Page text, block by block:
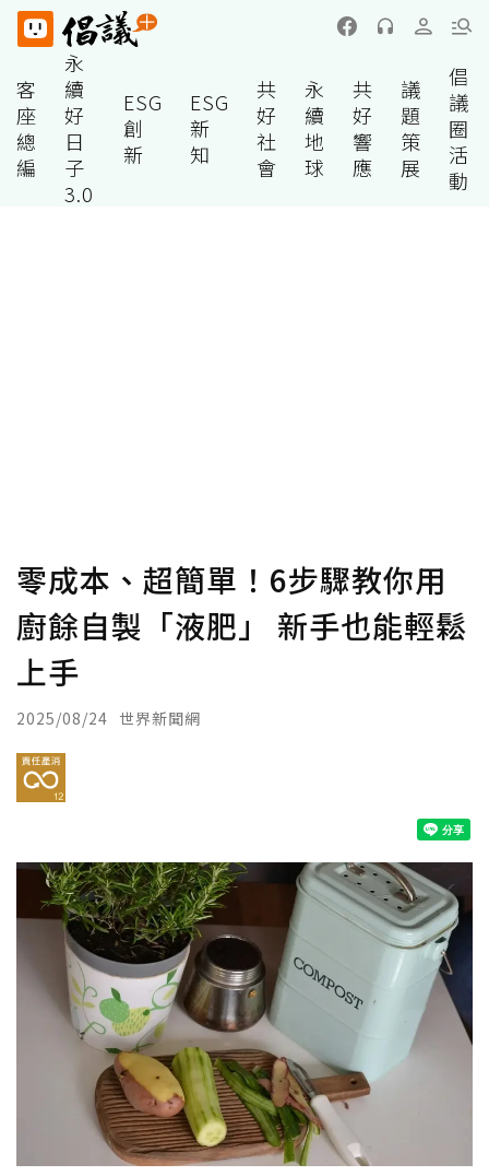
客
座
總
編
永
續
好
日
子
3.0
ESG
創
新
ESG
新
知
共
好
社
會
永
續
地
球
共
好
響
應
議
題
策
展
倡
議
圈
活
動
零成本、超簡單！6步驟教你用
廚餘自製「液肥」 新手也能輕鬆
上手
2025/08/24 世界新聞網